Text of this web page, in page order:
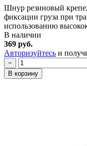
Шнур резиновый
фиксации груза при
использованию
В наличии
369 руб.
Авторизуйтесь и
−
В корзину